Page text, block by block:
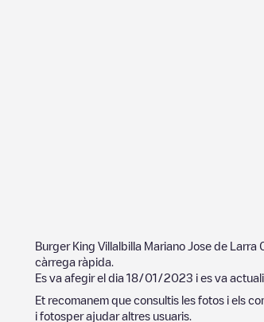
Burger King Villalbilla Mariano Jose de Larra
càrrega ràpida.
Es va afegir el dia 18/01/2023 i es va
Et recomanem que consultis les fotos i els
i fotosper ajudar altres usuaris.